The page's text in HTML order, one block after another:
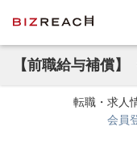
転職・求人
会員